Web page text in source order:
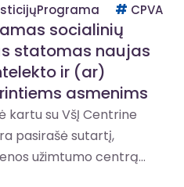
CPVA
socialinių
statomas naujas
ir (ar)
asmenims
kartu su VšĮ Centrine
pasirašė sutartį,
užimtumo centrą...